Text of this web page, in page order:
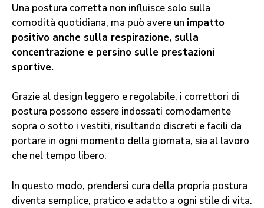
Una postura corretta non influisce solo sulla
comodità quotidiana, ma può avere un impatto
positivo anche sulla respirazione, sulla
concentrazione e persino sulle prestazioni
sportive.
Grazie al design leggero e regolabile, i correttori di
postura possono essere indossati comodamente
sopra o sotto i vestiti, risultando discreti e facili da
portare in ogni momento della giornata, sia al lavoro
che nel tempo libero.
In questo modo, prendersi cura della propria postura
diventa semplice, pratico e adatto a ogni stile di vita.